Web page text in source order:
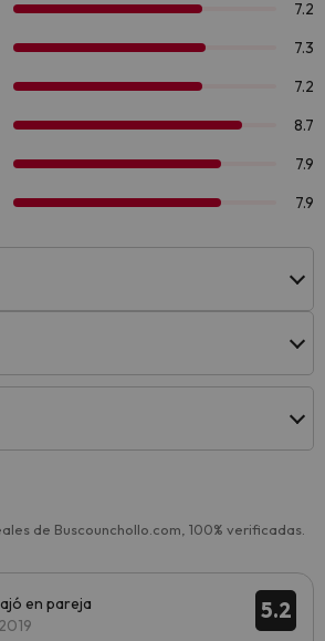
de Buscounchollo.com, 100% verificadas.
5.2
en pareja